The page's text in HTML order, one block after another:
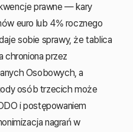
prawne — kary
euro lub 4% rocznego
sobie sprawy, że tablica
chroniona przez
Osobowych, a
osób trzecich może
i postępowaniem
nagrań w